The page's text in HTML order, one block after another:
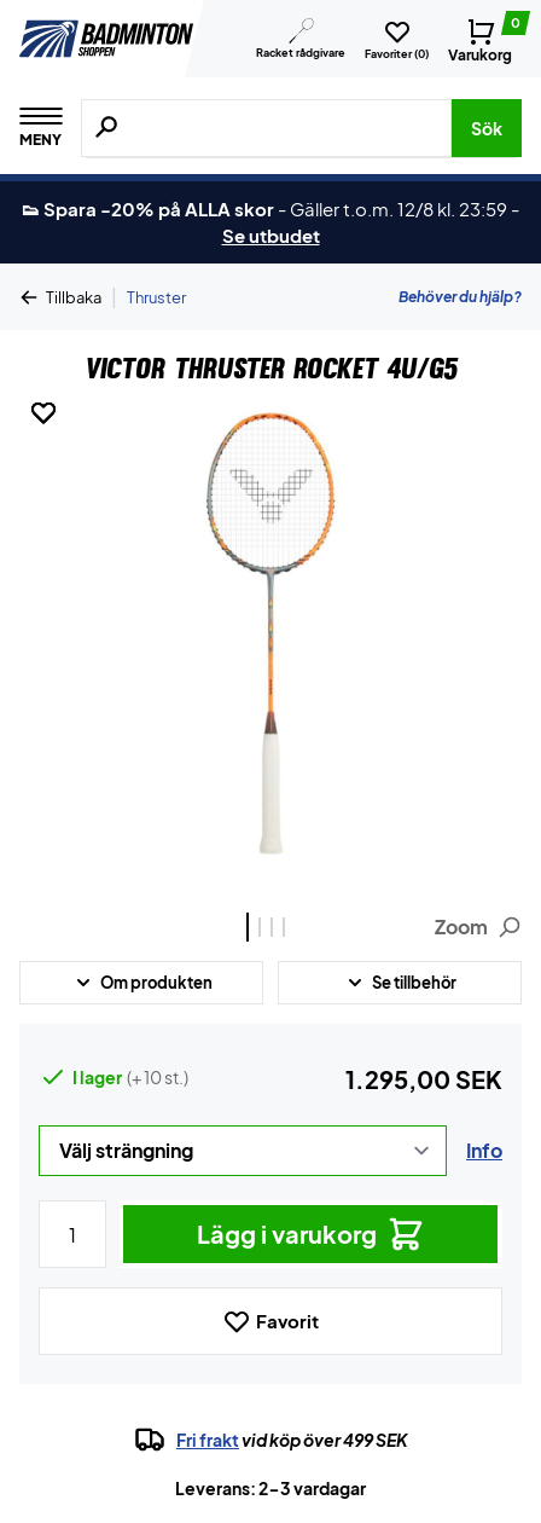
Racket rådgivare Favoriter (0)
0
Varukorg
MENY
Sök efter produkter, märken osv.
Sök
👟 Spara -20% på ALLA skor - Gäller t.o.m. 12/8 kl. 23:59 -
Se utbudet
Tillbaka | Thruster Behöver du hjälp?
Victor Thruster Rocket 4U/G5
Zoom
Om produkten Se tillbehör
I lager (+ 10 st.) 1.295,00 SEK
Info
Lägg i varukorg
Favorit
Fri fraktvid köp över 499 SEK
Leverans: 2-3 vardagar